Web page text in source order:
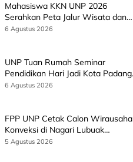
Mahasiswa KKN UNP 2026
Serahkan Peta Jalur Wisata dan
Peta Administrasi Nagari
6 Agustus 2026
UNP Tuan Rumah Seminar
Pendidikan Hari Jadi Kota Padang
Bersama Wamen Diktisainstek dan
6 Agustus 2026
FPP UNP Cetak Calon Wirausaha
Konveksi di Nagari Lubuak
Batingkok Limapuluh Kota
5 Agustus 2026